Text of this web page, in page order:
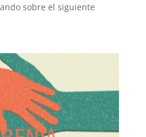
sobre el siguiente